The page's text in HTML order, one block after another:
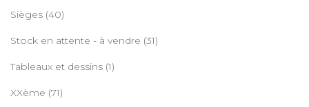
Sièges (40)
Stock en attente - à vendre (31)
Tableaux et dessins (1)
XXème (71)